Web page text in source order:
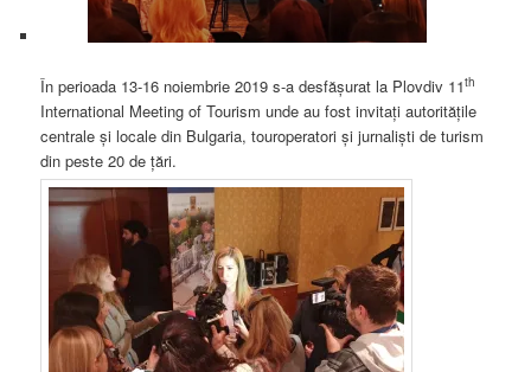
În perioada 13-16 noiembrie 2019 s-a desfășurat la Plovdiv 11th
International Meeting of Tourism unde au fost invitați autoritățile
centrale și locale din Bulgaria, touroperatori și jurnaliști de turism
din peste 20 de țări.